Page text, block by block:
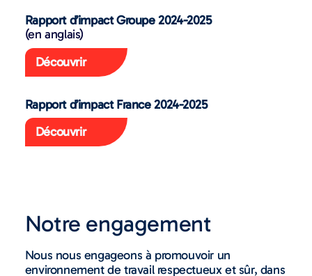
Découvrir
Rapport d’impact Groupe 2024-2025
(en anglais)
Découvrir
Rapport d’impact France 2024-2025
Notre engagement
Nous nous engageons à promouvoir un
environnement de travail respectueux et sûr, dans